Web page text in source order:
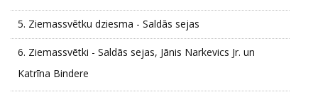
5. Ziemassvētku dziesma - Saldās sejas
6. Ziemassvētki - Saldās sejas, Jānis Narkevics Jr. un
Katrīna Bindere